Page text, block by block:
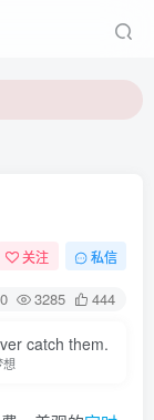
关注 私信
0 3285 444
catch them.
想